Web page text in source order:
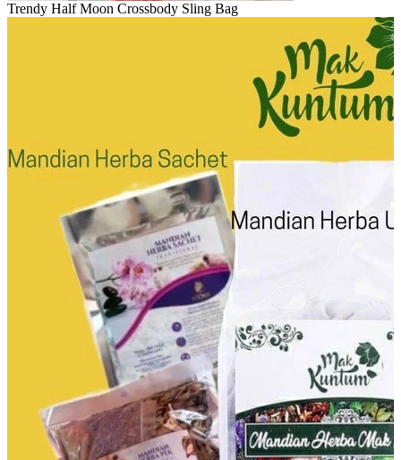
Trendy Half Moon Crossbody Sling Bag